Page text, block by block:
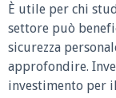
È utile per chi
settore può
sicurezza
approfondire.
investimento per